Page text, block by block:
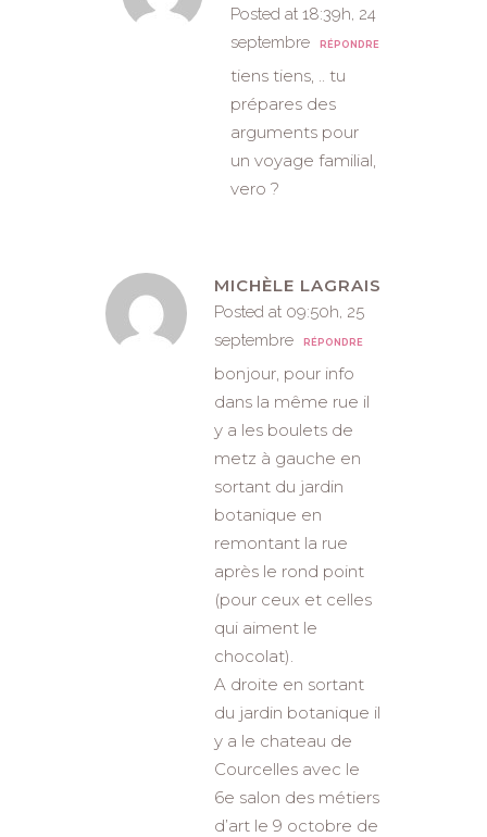
Posted at 18:39h, 24
septembre
RÉPONDRE
tiens tiens, .. tu
prépares des
arguments pour
un voyage familial,
vero ?
MICHÈLE LAGRAIS
Posted at 09:50h, 25
septembre
RÉPONDRE
bonjour, pour info
dans la même rue il
y a les boulets de
metz à gauche en
sortant du jardin
botanique en
remontant la rue
après le rond point
(pour ceux et celles
qui aiment le
chocolat).
A droite en sortant
du jardin botanique il
y a le chateau de
Courcelles avec le
6e salon des métiers
d’art le 9 octobre de